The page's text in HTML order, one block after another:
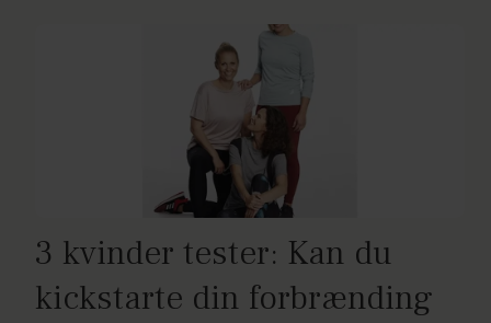
3 kvinder tester: Kan du
kickstarte din forbrænding